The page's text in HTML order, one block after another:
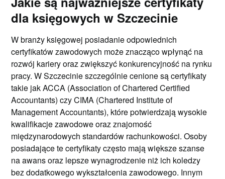
dla księgowych w Szczecinie
W branży księgowej posiadanie odpowiednich
certyfikatów zawodowych może znacząco wpłynąć na
rozwój kariery oraz zwiększyć konkurencyjność na rynku
pracy. W Szczecinie szczególnie cenione są certyfikaty
takie jak ACCA (Association of Chartered Certified
Accountants) czy CIMA (Chartered Institute of
Management Accountants), które potwierdzają wysokie
kwalifikacje zawodowe oraz znajomość
międzynarodowych standardów rachunkowości. Osoby
posiadające te certyfikaty często mają większe szanse
na awans oraz lepsze wynagrodzenie niż ich koledzy
bez dodatkowego wykształcenia zawodowego. Innym